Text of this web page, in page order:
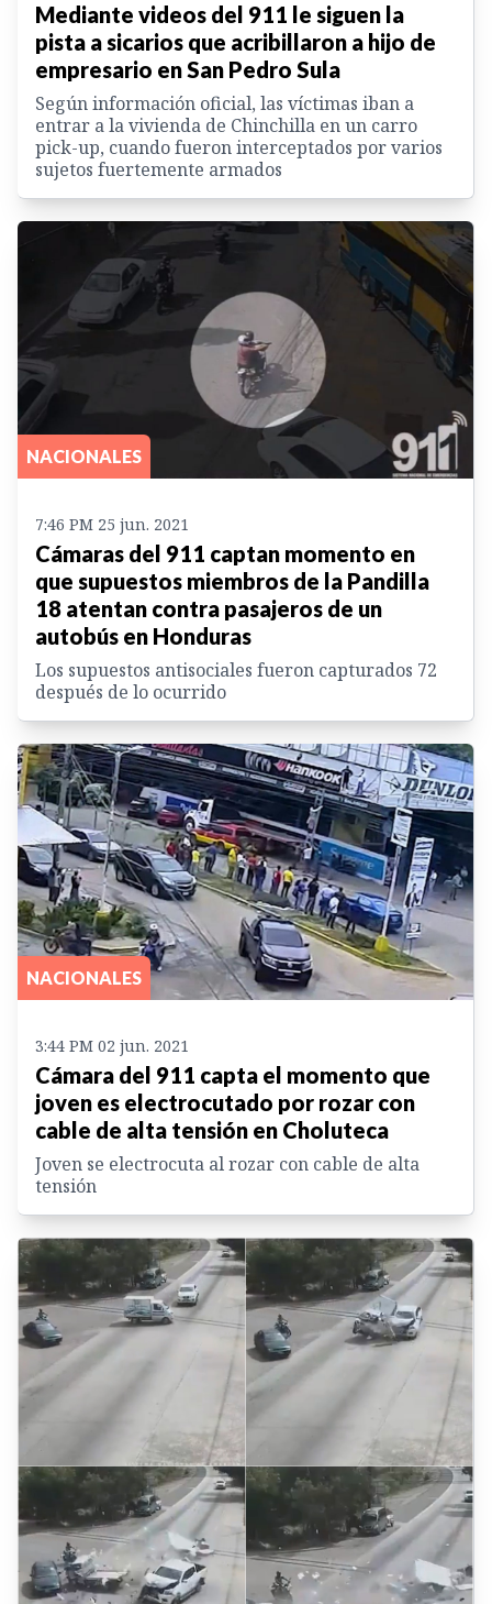
Mediante videos del 911 le siguen la
pista a sicarios que acribillaron a hijo de
empresario en San Pedro Sula
Según información oficial, las víctimas iban a
entrar a la vivienda de Chinchilla en un carro
pick-up, cuando fueron interceptados por varios
sujetos fuertemente armados
NACIONALES
7:46 PM 25 jun. 2021
Cámaras del 911 captan momento en
que supuestos miembros de la Pandilla
18 atentan contra pasajeros de un
autobús en Honduras
Los supuestos antisociales fueron capturados 72
después de lo ocurrido
NACIONALES
3:44 PM 02 jun. 2021
Cámara del 911 capta el momento que
joven es electrocutado por rozar con
cable de alta tensión en Choluteca
Joven se electrocuta al rozar con cable de alta
tensión